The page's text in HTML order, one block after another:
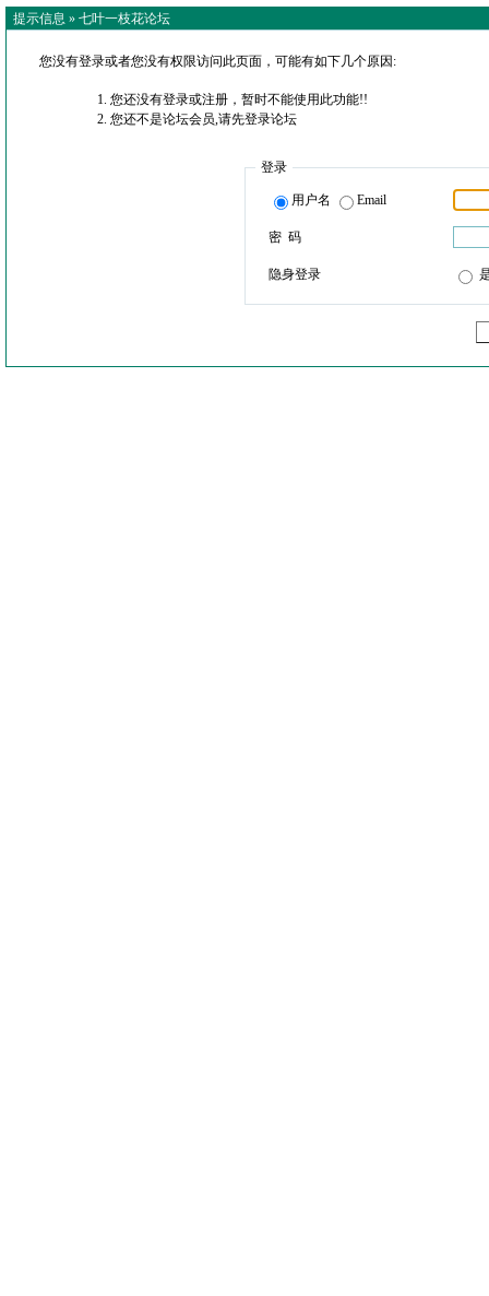
提示信息 » 七叶一枝花论坛
您没有登录或者您没有权限访问此页面，可能有如下几个原因:
您还没有登录或注册，暂时不能使用此功能!!
您还不是论坛会员,请先登录论坛
登录
用户名 Email
密 码
隐身登录